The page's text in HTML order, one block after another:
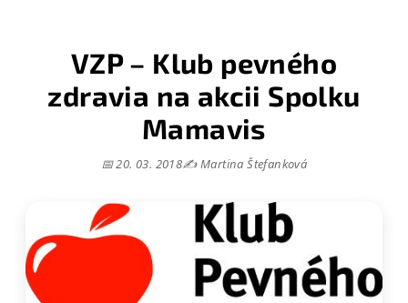
VZP – Klub pevného
zdravia na akcii Spolku
Mamavis
📅 20. 03. 2018✍️ Martina Štefanková